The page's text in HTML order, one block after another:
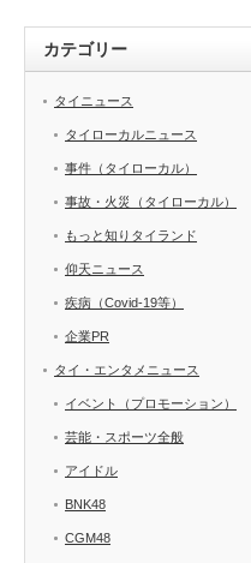
カテゴリー
タイニュース
タイローカルニュース
事件（タイローカル）
事故・火災（タイローカル）
もっと知りタイランド
仰天ニュース
疾病（Covid-19等）
企業PR
タイ・エンタメニュース
イベント（プロモーション）
芸能・スポーツ全般
アイドル
BNK48
CGM48